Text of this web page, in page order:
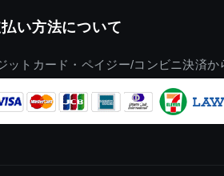
い方法について
ットカード・ペイジー/コンビニ決済